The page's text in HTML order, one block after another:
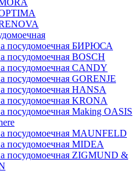
посудомоечная БИРЮСА
посудомоечная BOSCH
посудомоечная CANDY
посудомоечная GORENJE
посудомоечная HANSA
посудомоечная KRONA
посудомоечная Making OASIS
посудомоечная MAUNFELD
посудомоечная MIDEA
посудомоечная ZIGMUND &